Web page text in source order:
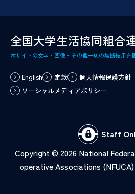
English 定款
個人情報保護方針
ソーシャルメディアポリシー
全国大学生活協同組合
本サイトの文字・画像・その他一切の無断転用を
Staff
Copyright © 2026 National
operative Associations